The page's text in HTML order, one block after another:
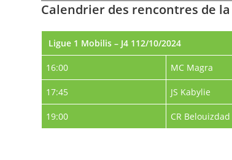
Calendrier des rencontres de
Ligue 1 Mobilis – J4 112/10/2024
16:00 MC Magra
17:45 JS Kabylie
19:00 CR Belouizdad